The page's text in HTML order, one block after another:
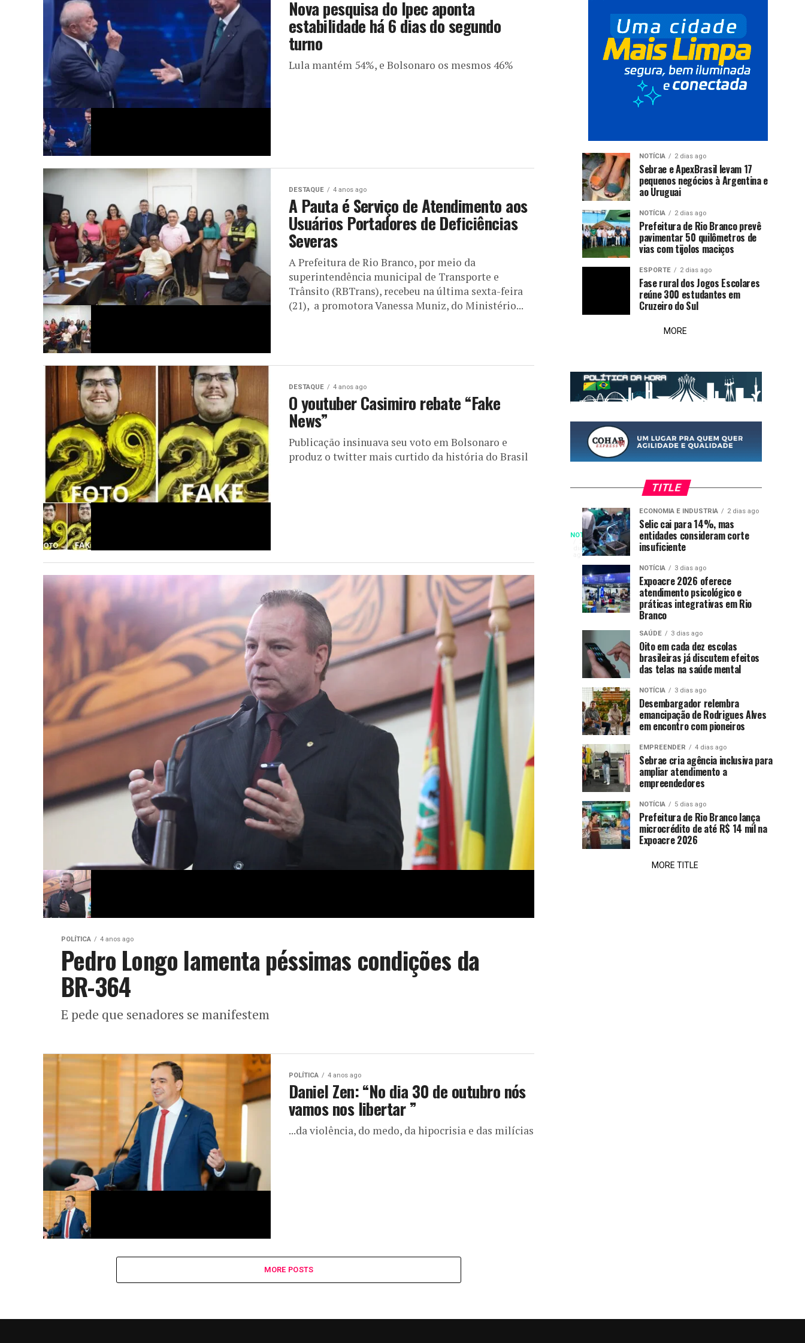
Nova pesquisa do Ipec aponta
estabilidade há 6 dias do segundo
turno
Lula mantém 54%, e Bolsonaro os mesmos 46%
DESTAQUE 4 anos ago
A Pauta é Serviço de Atendimento aos
Usuários Portadores de Deficiências
Severas
A Prefeitura de Rio Branco, por meio da
superintendência municipal de Transporte e
Trânsito (RBTrans), recebeu na última sexta-feira
(21), a promotora Vanessa Muniz, do Ministério...
DESTAQUE 4 anos ago
O youtuber Casimiro rebate “Fake
News”
Publicação insinuava seu voto em Bolsonaro e
produz o twitter mais curtido da história do Brasil
POLÍTICA 4 anos ago
Pedro Longo lamenta péssimas condições da
BR-364
E pede que senadores se manifestem
POLÍTICA 4 anos ago
Daniel Zen: “No dia 30 de outubro nós
vamos nos libertar ”
...da violência, do medo, da hipocrisia e das milícias
MORE POSTS
famílias
NOTÍCIA 2 dias ago
Sebrae e ApexBrasil levam 17
pequenos negócios à Argentina e
ao Uruguai
NOTÍCIA 2 dias ago
Prefeitura de Rio Branco prevê
pavimentar 50 quilômetros de
vias com tijolos maciços
ESPORTE 2 dias ago
Fase rural dos Jogos Escolares
reúne 300 estudantes em
Cruzeiro do Sul
MORE
TITLE
NOTÍCIA
dias
ago
Sebrae
ApexBrasil
levam
17
pequenos
negócios
Argentina
ao
Uruguai
Dezessete
pequenos
negócios
brasileiros
setor
participam,
entre
agosto,
uma
missão
comercial
na...
NOTÍCIA
2
dias
ago
Prefeitura
de
Rio
Branco
prevê
pavimentar
50
vias
com
tijolos
maciços
ESPORTE
2
dias
ago
Fase
rural
dos
Jogos
Escolares
reúne
300
em
Cruzeiro
Sul
ECONOMIA E INDUSTRIA 2 dias ago
Selic cai para 14%, mas
entidades consideram corte
insuficiente
NOTÍCIA 3 dias ago
Expoacre 2026 oferece
atendimento psicológico e
práticas integrativas em Rio
Branco
SAÚDE 3 dias ago
Oito em cada dez escolas
brasileiras já discutem efeitos
das telas na saúde mental
NOTÍCIA 3 dias ago
Desembargador relembra
emancipação de Rodrigues Alves
em encontro com pioneiros
EMPREENDER 4 dias ago
Sebrae cria agência inclusiva para
ampliar atendimento a
empreendedores
NOTÍCIA 5 dias ago
Prefeitura de Rio Branco lança
microcrédito de até R$ 14 mil na
Expoacre 2026
MORE TITLE